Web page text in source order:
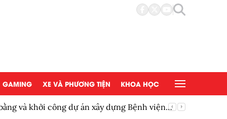
GAMING XE VÀ PHƯƠNG TIỆN KHOA HỌC
và khởi công dự án xây dựng Bệnh viện